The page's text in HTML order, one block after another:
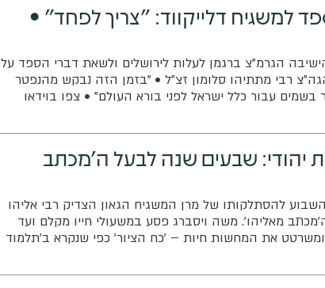
למשגיח דלייקווד: "צריך לפחד" •
הגרמ"צ ברגמן לעלות לירושלים ולשאת דברי הספד על
הגה"צ רבי מתתיהו סלומון זצ"ל • "בזמן הזה נבקש מהנפטר
בשמים עבור כלל ישראל לפני בורא העולם" • צפו בוידאו
יהודי: שבעים שנה לבעל ה'מכתב
להסתלקותו של מרן המשגיח הגאון הצדיק רבי אליהו
מאליהו'. משה ויסברג פסע במשעולי חייו מקלם ועד
את המחשות חיות – 'כח הציור' כפי שנקרא ב'תלמוד